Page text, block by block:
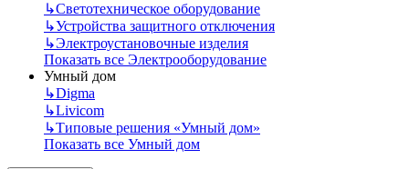
↳Светотехническое оборудование
↳Устройства защитного отключения
↳Электроустановочные изделия
Показать все Электрооборудование
Умный дом
↳Digma
↳Livicom
↳Типовые решения «Умный дом»
Показать все Умный дом